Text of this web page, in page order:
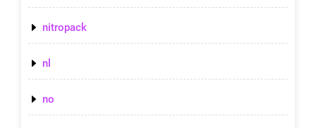
nitropack
nl
no